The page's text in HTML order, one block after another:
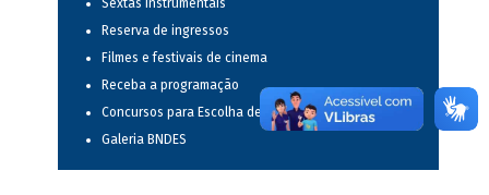
Sextas instrumentais
Reserva de ingressos
Filmes e festivais de cinema
Receba a programação
Concursos para Escolha de Espetáculos Musicais
Galeria BNDES